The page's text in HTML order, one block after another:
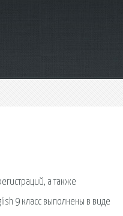
а также
9 класс выполнены в виде